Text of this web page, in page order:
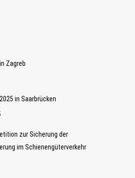
Zagreb
in Saarbrücken
zur Sicherung der
im Schienengüterverkehr